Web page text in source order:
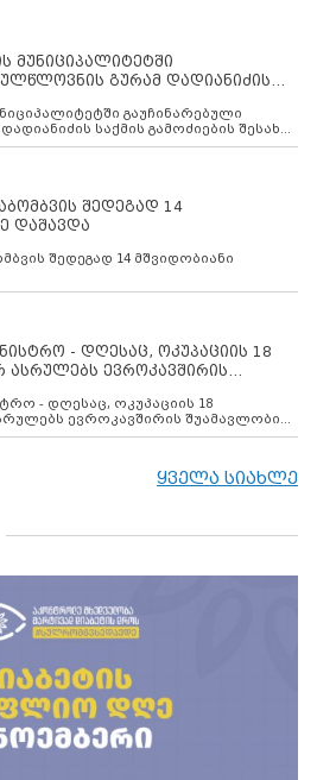
მუნიციპალიტეტში
გურამ დადიანიძის
გაუჩინარებული
საქმის გამოძიების შესახებ
შედეგად 14
დაშავდა
შედეგად 14 მშვიდობიანი
- დღესაც, ოკუპაციის 18
ასრულებს ევროკავშირის
- დღესაც, ოკუპაციის 18
ევროკავშირის შუამავლობით
ცეცხლის შეწყვეტის
და აქტიურად დგამს ნაბიჯებს მათი
ყველა სიახლე